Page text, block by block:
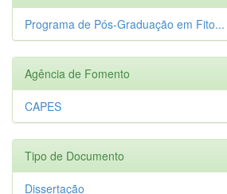
Programa de Pós-Graduação em Fito...
Agência de Fomento
CAPES
Tipo de Documento
Dissertação